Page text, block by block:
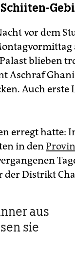
vor dem
blieben
Aschraf
Auch erste
erregt hatte:
in den
Distrikt
aus
sie